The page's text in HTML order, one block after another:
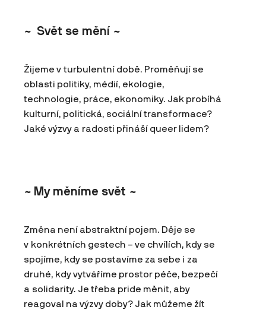
~ Svět se mění ~
Žijeme v turbulentní době. Proměňují se
oblasti politiky, médií, ekologie,
technologie, práce, ekonomiky. Jak probíhá
kulturní, politická, sociální transformace?
Jaké výzvy a radosti přináší queer lidem?
~ My měníme svět ~
Změna není abstraktní pojem. Děje se
v konkrétních gestech – ve chvílích, kdy se
spojíme, kdy se postavíme za sebe i za
druhé, kdy vytváříme prostor péče, bezpečí
a solidarity. Je třeba pride měnit, aby
reagoval na výzvy doby? Jak můžeme žít